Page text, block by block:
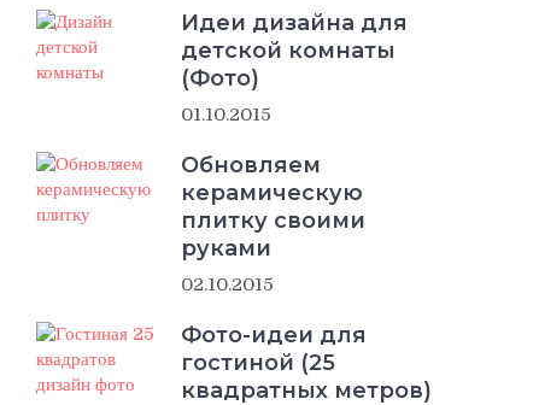
Идеи дизайна для
детской комнаты
(Фото)
01.10.2015
Обновляем
керамическую
плитку своими
руками
02.10.2015
Фото-идеи для
гостиной (25
квадратных метров)